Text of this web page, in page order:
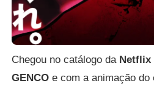
Chegou no catálogo da Netflix
GENCOe com a animação do